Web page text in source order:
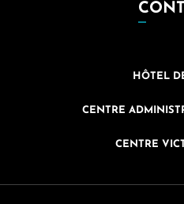
HÔTEL
CENTRE
CENTRE